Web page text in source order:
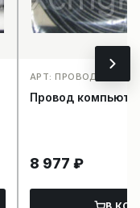
АРТ: ПРОВОД
Провод
8 977 ₽